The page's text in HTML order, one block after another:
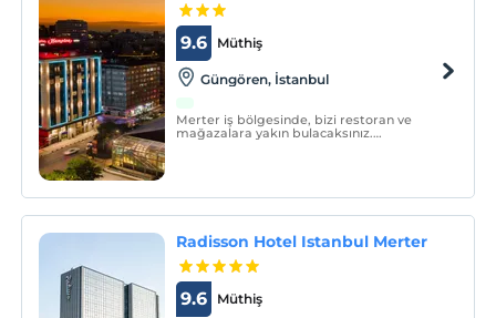
Müthiş
9.6
Güngören, İstanbul
Merter iş bölgesinde, bizi restoran ve
mağazalara yakın bulacaksınız.
Radisson Hotel Istanbul Merter
Müthiş
9.6